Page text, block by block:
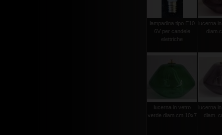
lampadina tipo E10
6V per candele
elettriche
lucerna
lucerna in vetro
verde diam.cm.10x7
lucerna
diam.